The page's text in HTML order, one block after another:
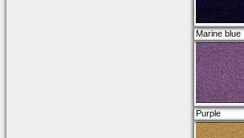
Marine blue
Purple